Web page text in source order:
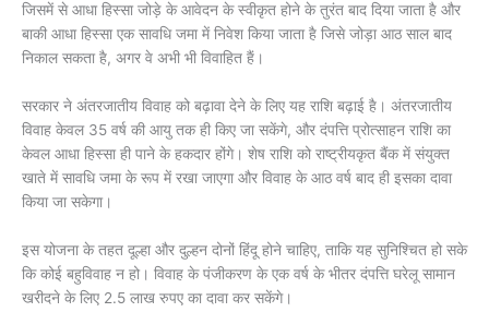
जिसमें से आधा हिस्सा जोड़े के आवेदन के स्वीकृत होने के तुरंत बाद दिया जाता है और
बाकी आधा हिस्सा एक सावधि जमा में निवेश किया जाता है जिसे जोड़ा आठ साल बाद
निकाल सकता है, अगर वे अभी भी विवाहित हैं।
सरकार ने अंतरजातीय विवाह को बढ़ावा देने के लिए यह राशि बढ़ाई है। अंतरजातीय
विवाह केवल 35 वर्ष की आयु तक ही किए जा सकेंगे, और दंपत्ति प्रोत्साहन राशि का
केवल आधा हिस्सा ही पाने के हकदार होंगे। शेष राशि को राष्ट्रीयकृत बैंक में संयुक्त
खाते में सावधि जमा के रूप में रखा जाएगा और विवाह के आठ वर्ष बाद ही इसका दावा
किया जा सकेगा।
इस योजना के तहत दूल्हा और दुल्हन दोनों हिंदू होने चाहिए, ताकि यह सुनिश्चित हो सके
कि कोई बहुविवाह न हो। विवाह के पंजीकरण के एक वर्ष के भीतर दंपत्ति घरेलू सामान
खरीदने के लिए 2.5 लाख रुपए का दावा कर सकेंगे।